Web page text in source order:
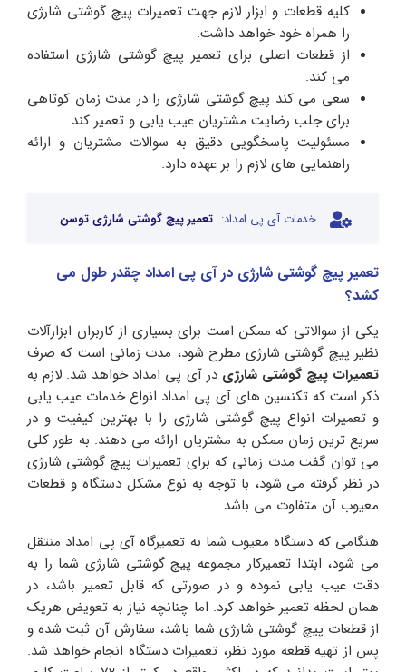
کلیه قطعات و ابزار لازم جهت تعمیرات پیچ گوشتی شارژی
را همراه خود خواهد داشت.
از قطعات اصلی برای تعمیر پیچ گوشتی شارژی استفاده
می کند.
سعی می کند پیچ گوشتی شارژی را در مدت زمان کوتاهی
برای جلب رضایت مشتریان عیب یابی و تعمیر کند.
مسئولیت پاسخگویی دقیق به سوالات مشتریان و ارائه
راهنمایی های لازم را بر عهده دارد.
خدمات آی پی امداد: تعمیر پیچ گوشتی شارژی توسن
تعمیر پیچ گوشتی شارژی در آی پی امداد چقدر طول می
کشد؟
یکی از سوالاتی که ممکن است برای بسیاری از کاربران ابزارآلات
نظیر پیچ گوشتی شارژی مطرح شود، مدت زمانی است که صرف
تعمیرات پیچ گوشتی شارژی در آی پی امداد خواهد شد. لازم به
ذکر است که تکنسین های آی پی امداد انواع خدمات عیب یابی
و تعمیرات انواع پیچ گوشتی شارژی را با بهترین کیفیت و در
سریع ترین زمان ممکن به مشتریان ارائه می دهند. به طور کلی
می توان گفت مدت زمانی که برای تعمیرات پیچ گوشتی شارژی
در نظر گرفته می شود، با توجه به نوع مشکل دستگاه و قطعات
معیوب آن متفاوت می باشد.
هنگامی که دستگاه معیوب شما به تعمیرگاه آی پی امداد منتقل
می شود، ابتدا تعمیرکار مجموعه پیچ گوشتی شارژی شما را به
دقت عیب یابی نموده و در صورتی که قابل تعمیر باشد، در
همان لحظه تعمیر خواهد کرد. اما چنانچه نیاز به تعویض هریک
از قطعات پیچ گوشتی شارژی شما باشد، سفارش آن ثبت شده و
پس از تهیه قطعه مورد نظر، تعمیرات دستگاه انجام خواهد شد.